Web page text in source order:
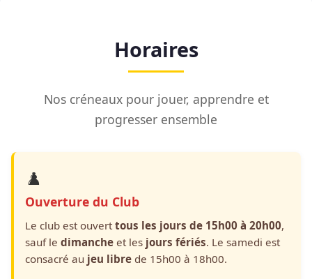
Horaires
Nos créneaux pour jouer, apprendre et
progresser ensemble
♟️
Ouverture du Club
Le club est ouvert tous les jours de 15h00 à 20h00,
sauf le dimanche et les jours fériés. Le samedi est
consacré au jeu libre de 15h00 à 18h00.